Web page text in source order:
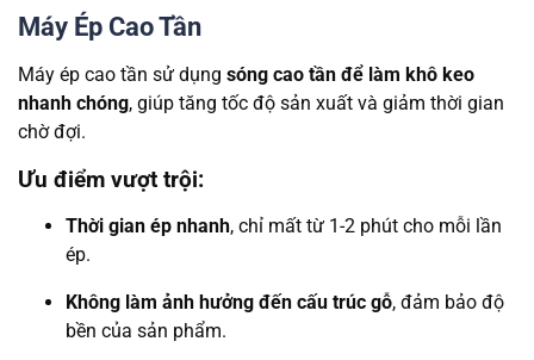
Máy Ép Cao Tần
Máy ép cao tần sử dụng sóng cao tần để làm khô keo
nhanh chóng, giúp tăng tốc độ sản xuất và giảm thời gian
chờ đợi.
Ưu điểm vượt trội:
Thời gian ép nhanh, chỉ mất từ 1-2 phút cho mỗi lần
ép.
Không làm ảnh hưởng đến cấu trúc gỗ, đảm bảo độ
bền của sản phẩm.